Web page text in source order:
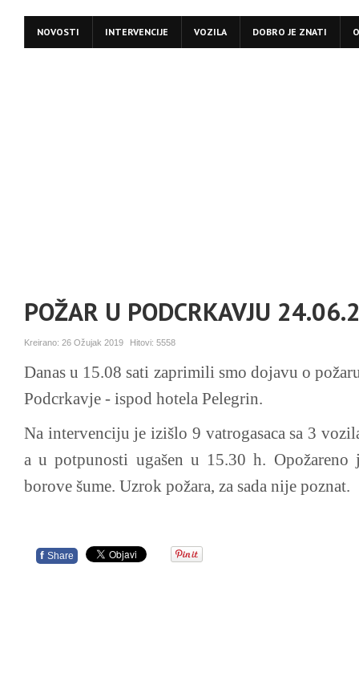
NOVOSTI INTERVENCIJE VOZILA DOBRO JE ZNATI
POŽAR U PODCRKAVJU
Kreirano: 26 Ožujak 2019 Hitovi: 5558
Danas u 15.08 sati zaprimili smo dojavu o
Podcrkavje - ispod hotela Pelegrin.
Na intervenciju je izišlo 9 vatrogasaca sa 3
a u potpunosti ugašen u 15.30 h.
borove šume. Uzrok požara, za sada nije poznat.
f Share